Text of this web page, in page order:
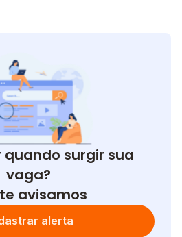
quando surgir sua
vaga?
avisamos
alerta